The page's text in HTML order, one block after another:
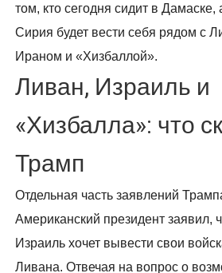
том, кто сегодня сидит в Дамаске,
Сирия будет вести себя рядом с
Ираном и «Хизбаллой».
Ливан, Израиль и
«Хизбалла»: что
Трамп
Отдельная часть заявлений
Американский президент заявил,
Израиль хочет вывести свои
Ливана. Отвечая на вопрос о